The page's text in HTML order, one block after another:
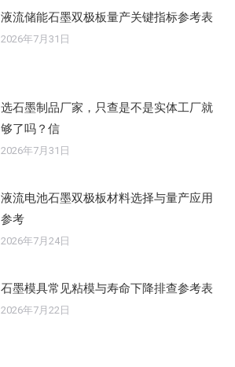
液流储能石墨双极板量产关键指标参考表
2026年7月31日
选石墨制品厂家，只查是不是实体工厂就
够了吗？信
2026年7月31日
液流电池石墨双极板材料选择与量产应用
参考
2026年7月24日
石墨模具常见粘模与寿命下降排查参考表
2026年7月22日